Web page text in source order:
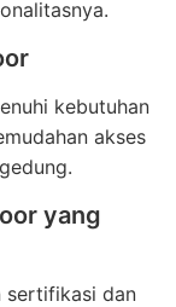
kebutuhan
akses
yang
sertifikasi dan